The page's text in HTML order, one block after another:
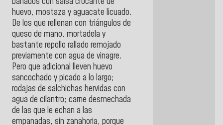
huevo, mostaza y aguacate licuado.
De los que rellenan con triángulos de
queso de mano, mortadela y
bastante repollo rallado remojado
previamente con agua de vinagre.
Pero que adicional lleven huevo
sancochado y picado a lo largo;
rodajas de salchichas hervidas con
agua de cilantro; carne desmechada
de las que le echan a las
empanadas, sin zanahoria, porque